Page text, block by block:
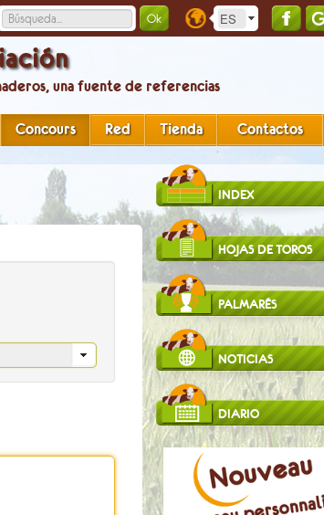
una fuente de referencias
Concours Red Tienda Contactos
INDEX
HOJAS DE TOROS
PALMARÉS
NOTICIAS
DIARIO